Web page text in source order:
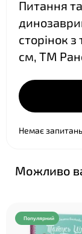
Питання
сторінок
см, ТМ
Немає
Можливо
Популярний